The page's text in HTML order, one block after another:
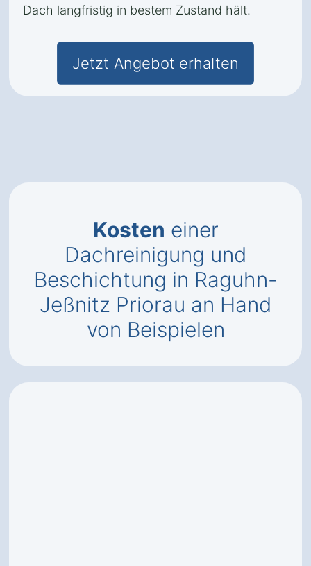
Dach langfristig in bestem Zustand hält.
Jetzt Angebot erhalten
Kosten einer
Dachreinigung und
Beschichtung in Raguhn-
Jeßnitz Priorau an Hand
von Beispielen